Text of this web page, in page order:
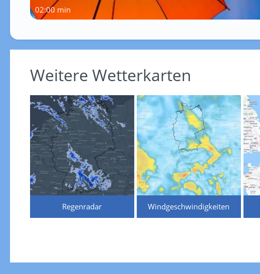
02:00 min
Weitere Wetterkarten
Regenradar Windgeschwindigkeiten